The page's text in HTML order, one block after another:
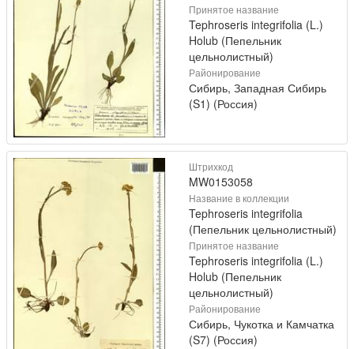
Принятое название
Tephroseris integrifolia (L.)
Holub (Пепельник
цельнолистный)
Районирование
Сибирь, Западная Сибирь
(S1) (Россия)
Штрихкод
MW0153058
Название в коллекции
Tephroseris integrifolia
(Пепельник цельнолистный)
Принятое название
Tephroseris integrifolia (L.)
Holub (Пепельник
цельнолистный)
Районирование
Сибирь, Чукотка и Камчатка
(S7) (Россия)